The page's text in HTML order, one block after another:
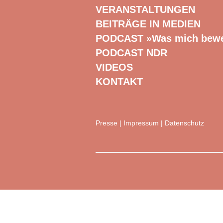
VERANSTALTUNGEN
BEITRÄGE IN MEDIEN
PODCAST »Was mich
PODCAST NDR
VIDEOS
KONTAKT
Presse Impressum Datenschutz